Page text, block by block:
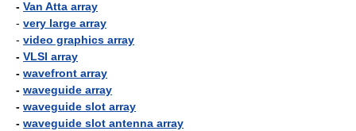
- Van Atta array
- very large array
- video graphics array
- VLSI array
- wavefront array
- waveguide array
- waveguide slot array
- waveguide slot antenna array